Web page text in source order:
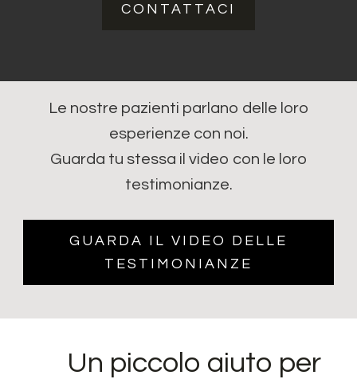
CONTATTACI
Le nostre pazienti parlano delle loro
esperienze con noi.
Guarda tu stessa il video con le loro
testimonianze.
GUARDA IL VIDEO DELLE
TESTIMONIANZE
Un piccolo aiuto per